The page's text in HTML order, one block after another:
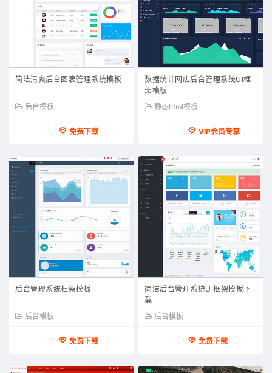
简洁清爽后台图表管理系统模板
后台模板
免费下载
数据统计网店后台管理系统UI框
架模板
静态html模板
VIP会员专享
后台管理系统框架模板
后台模板
免费下载
简洁后台管理系统UI框架模板下
载
后台模板
免费下载